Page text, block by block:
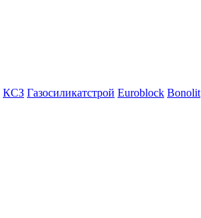
КСЗ Газосиликатстрой Euroblock Bonolit